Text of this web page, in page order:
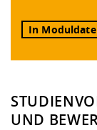
In
UND